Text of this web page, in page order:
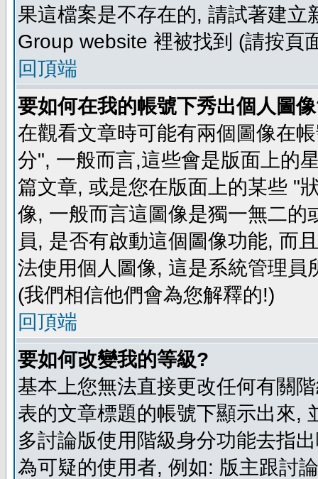
果這檔案是不存在的, 請試著建
Group website 裡被找到 (請按頁
回頂端
要如何在我的帳號下秀出個人圖
在觀看文章時可能有兩個圖像在
分", 一般而言,這些會是版面上的
篇文章, 或是您在版面上的某些 "
像, 一般而言這圖像是獨一無二
員, 是否有啟動這個圖像功能, 而
法使用個人圖像, 這是系統管理
(我們相信他們會為您解釋的!)
回頂端
要如何改變我的等級?
基本上您無法直接更改任何有關
表的文章標題的帳號下顯示出來,
多討論版使用階級身分功能去指
為可疑的使用者, 例如: 版主跟討